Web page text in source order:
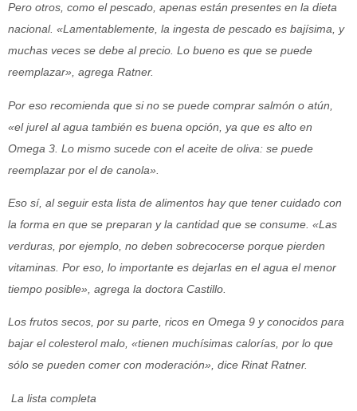
Pero otros, como el pescado, apenas están presentes en la dieta
nacional. «Lamentablemente, la ingesta de pescado es bajísima, y
muchas veces se debe al precio. Lo bueno es que se puede
reemplazar», agrega Ratner.
Por eso recomienda que si no se puede comprar salmón o atún,
«el jurel al agua también es buena opción, ya que es alto en
Omega 3. Lo mismo sucede con el aceite de oliva: se puede
reemplazar por el de canola».
Eso sí, al seguir esta lista de alimentos hay que tener cuidado con
la forma en que se preparan y la cantidad que se consume. «Las
verduras, por ejemplo, no deben sobrecocerse porque pierden
vitaminas. Por eso, lo importante es dejarlas en el agua el menor
tiempo posible», agrega la doctora Castillo.
Los frutos secos, por su parte, ricos en Omega 9 y conocidos para
bajar el colesterol malo, «tienen muchísimas calorías, por lo que
sólo se pueden comer con moderación», dice Rinat Ratner.
La lista completa